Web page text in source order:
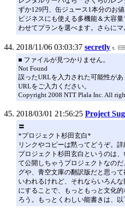
ずか129円、缶ジュース1本分のお
ビジネスにも使える多機能＆大容
わせてプランを選べます。さらにマ
2018/11/06 03:03:37 secretly
■ ファイルが見つかりません。
Not Found
誤ったURLを入力された可能性が
URLをご入力ください。
Copyright 2008 NTT Plala Inc. All
2018/03/01 21:56:25 Project
〓
*プロジェクト杉田玄白*
リンクやコピーは黙ってどうぞ。詳
プロジェクト杉田玄白というのは
て公開しちゃうプロジェクトなの
グや、青空文庫の翻訳版だと思っ
いわれるけれど、それならいろん
にすることで、もっともっと文化
ろう。もっとくわしい能書きは、以